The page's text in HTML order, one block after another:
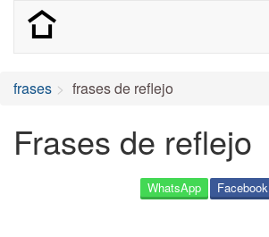
frases frases de reflejo
Frases de reflejo
Facebook
WhatsApp